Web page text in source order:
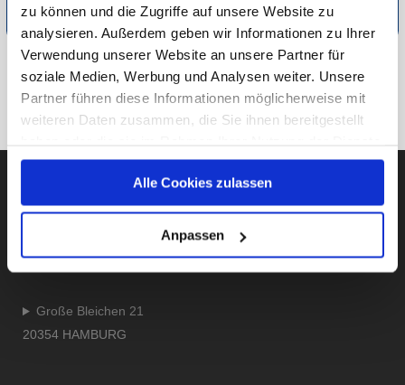
zu können und die Zugriffe auf unsere Website zu
analysieren. Außerdem geben wir Informationen zu Ihrer
Verwendung unserer Website an unsere Partner für
soziale Medien, Werbung und Analysen weiter. Unsere
Partner führen diese Informationen möglicherweise mit
weiteren Daten zusammen, die Sie ihnen bereitgestellt
gesammelt haben.
Unsere Datenschutzerklärung finden siehier.
Alle Cookies zulassen
Anpassen
finden Sie unterMethodik.
ZU VERSCHIEDENES
ZUR ÜBERSICHT
AUBII GMBH
Große Bleichen 21
20354 HAMBURG